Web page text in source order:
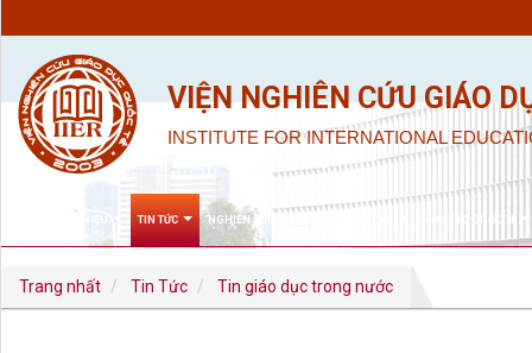
VIỆN NGHIÊN CỨU GIÁO
INSTITUTE FOR INTERNATIONAL
TIN TỨC NGHIÊN CỨU KHOA HỌC & ĐÀO TẠO HỢP TÁC QUỐC TẾ
Trang nhất Tin Tức Tin giáo dục trong nước